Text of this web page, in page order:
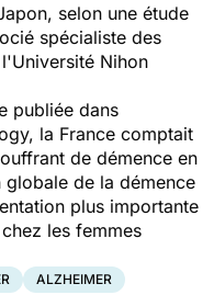
selon une étude
spécialiste des
Nihon
publiée dans
la France comptait
de démence en
de la démence
plus importante
les femmes
ALZHEIMER